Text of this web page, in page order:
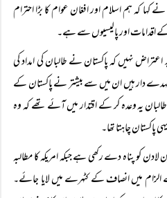
کہ ہم اسلام اور افغان عوام کا بڑا احترام
اور پالیسیوں سے ہے۔
نہیں کہ پاکستان نے طالبان کی امداد کی
دار ہیں ان میں سے بیشتر نے پاکستان کے
یہ وعدہ کر کے اقتدار میں آئے تھے کہ وہ
پاکستان چاہتا تھا۔
کو پناہ دے رکھی ہے جبکہ امریکہ کا مطالبہ
میں انصاف کے کٹہرے میں لایا جائے۔